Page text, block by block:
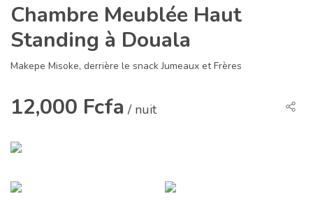
Chambre Meublée Haut
Standing à Douala
Makepe Misoke, derrière le snack Jumeaux et Frères
12,000 Fcfa / nuit